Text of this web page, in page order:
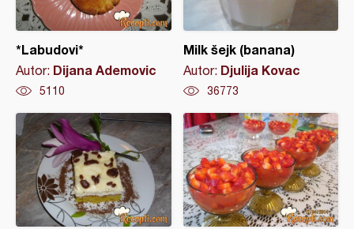
*Labudovi*
Autor: Dijana Ademovic
5110
Milk šejk (banana)
Autor: Djulija Kovac
36773